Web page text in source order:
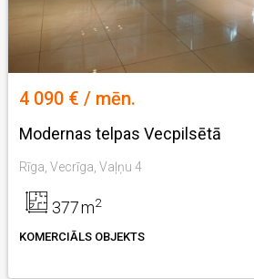
4 090 € / mēn.
Modernas telpas Vecpilsētā
Rīga, Vecrīga, Vaļņu 4
377m2
KOMERCIĀLS OBJEKTS